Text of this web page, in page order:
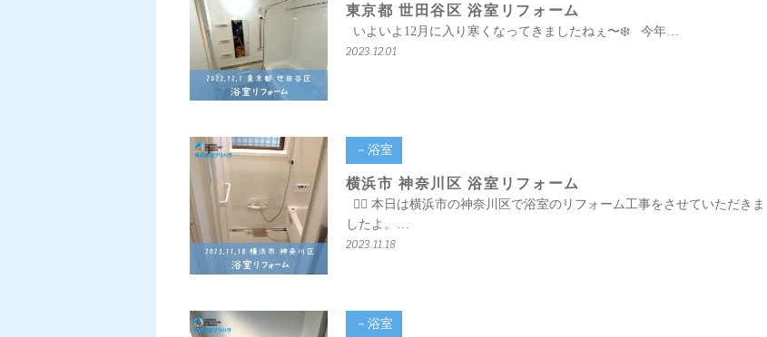
東京都 世田谷区 浴室リフォーム
いよいよ12月に入り寒くなってきましたねぇ〜❄️ 今年…
2023.12.01
－浴室
横浜市 神奈川区 浴室リフォーム
💁‍♀️ 本日は横浜市の神奈川区で浴室のリフォーム工事をさせていただきま
したよ。…
2023.11.18
－浴室